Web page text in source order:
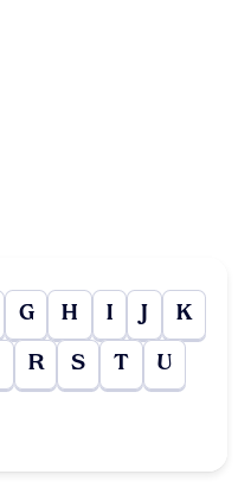
G H I J K
R S T U